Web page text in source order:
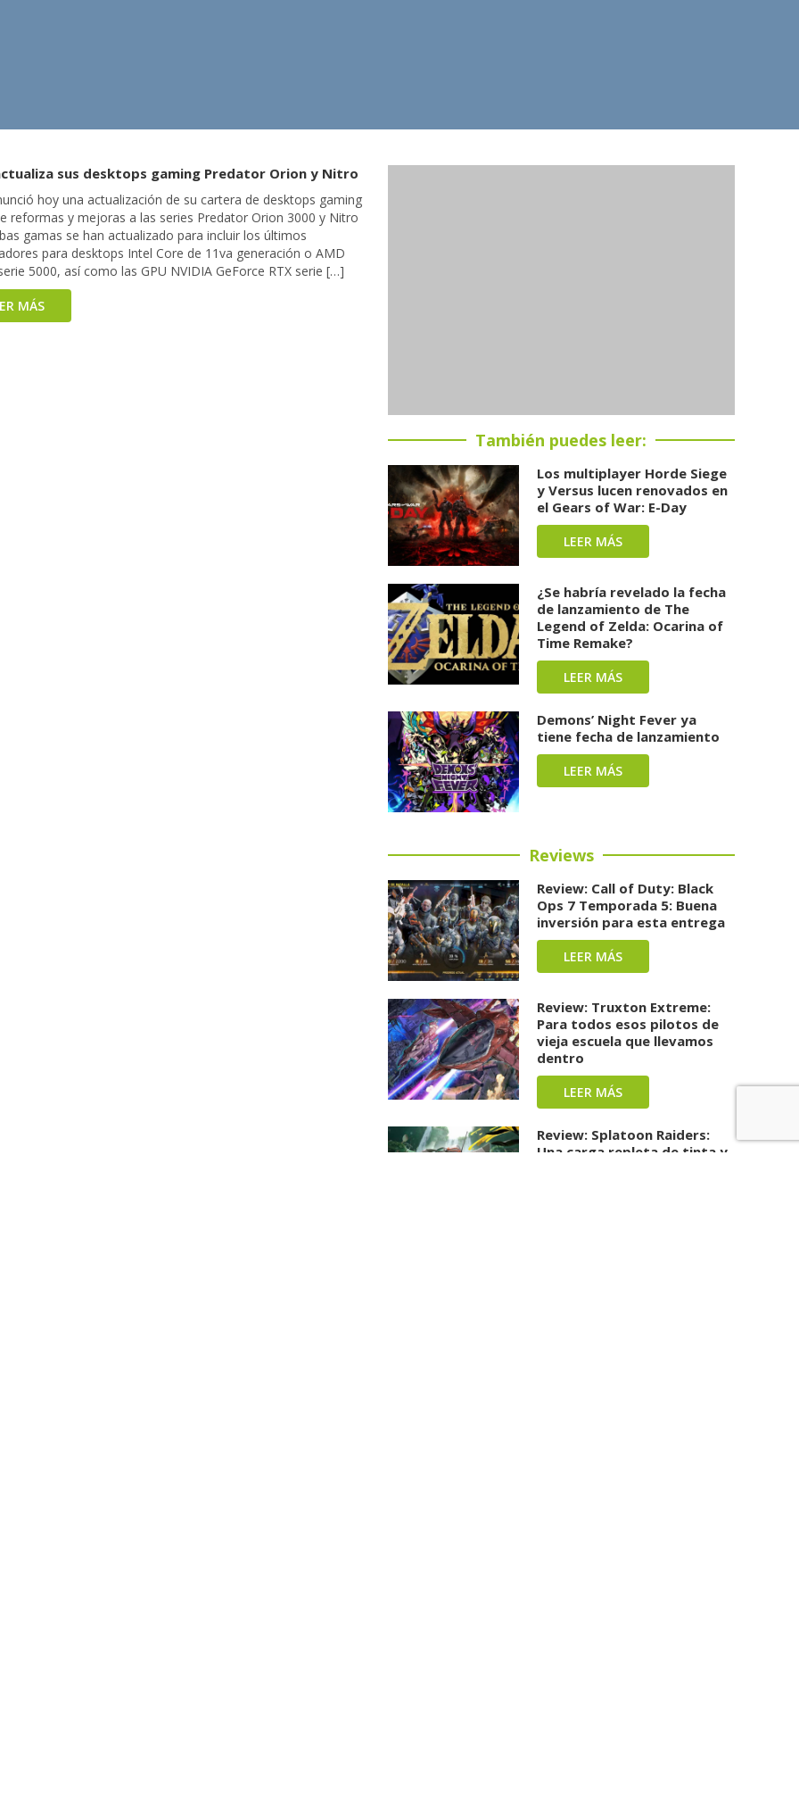
sus desktops gaming Predator Orion y Nitro
hoy una actualización de su cartera de desktops gaming
reformas y mejoras a las series Predator Orion 3000 y Nitro
gamas se han actualizado para incluir los últimos
para desktops Intel Core de 11va generación o AMD
5000, así como las GPU NVIDIA GeForce RTX serie […]
MÁS
También puedes leer:
Los multiplayer Horde Siege
y Versus lucen renovados en
el Gears of War: E-Day
LEER MÁS
¿Se habría revelado la fecha
de lanzamiento de The
Legend of Zelda: Ocarina of
Time Remake?
LEER MÁS
Demons’ Night Fever ya
tiene fecha de lanzamiento
LEER MÁS
Reviews
Review: Call of Duty: Black
Ops 7 Temporada 5: Buena
inversión para esta entrega
LEER MÁS
Review: Truxton Extreme:
Para todos esos pilotos de
vieja escuela que llevamos
dentro
LEER MÁS
Review: Splatoon Raiders:
Una carga repleta de tinta y